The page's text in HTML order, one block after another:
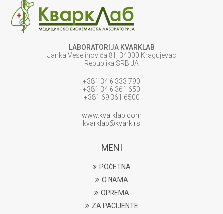
LABORATORIJA KVARKLAB
Janka Veselinovića 81, 34000 Kragujevac
Republika SRBIJA
+381 34 6 333 790
+381 34 6 361 650
+381 69 361 6500
www.kvarklab.com
kvarklab@kvark.rs
MENI
POČETNA
O NAMA
OPREMA
ZA PACIJENTE